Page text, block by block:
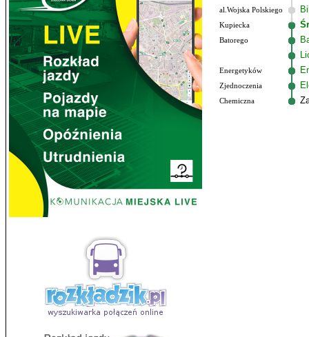
al.Wojska Polskiego
Kupiecka
Batorego
Energetyków
Zjednoczenia
Chemiczna